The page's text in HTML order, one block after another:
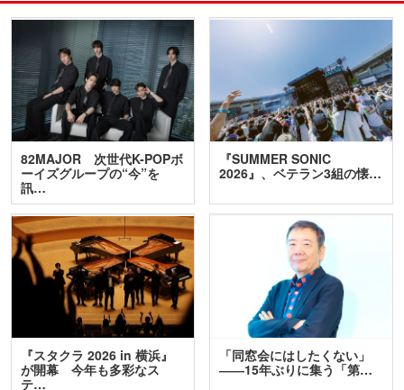
82MAJOR 次世代K-POPボ
ーイズグループの“今”を
訊…
『SUMMER SONIC
2026』、ベテラン3組の懐…
『スタクラ 2026 in 横浜』
が開幕 今年も多彩なス
テ…
「同窓会にはしたくない」
――15年ぶりに集う「第…